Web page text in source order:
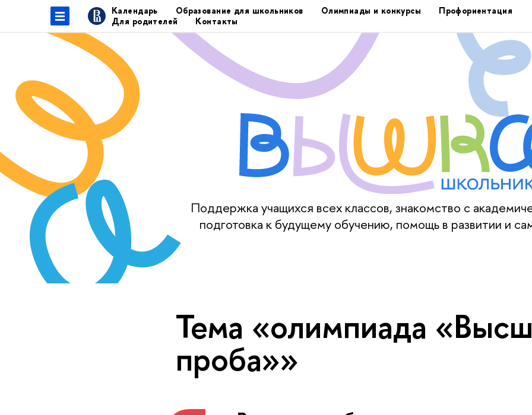
Календарь Образование для школьников Олимпиады и конкурсы
Профориентация
Для родителей
Контакты
Поддержка учащихся всех классов, знакомство с
подготовка к будущему обучению, помощь в развитии и
Тема «олимпиада
проба»»